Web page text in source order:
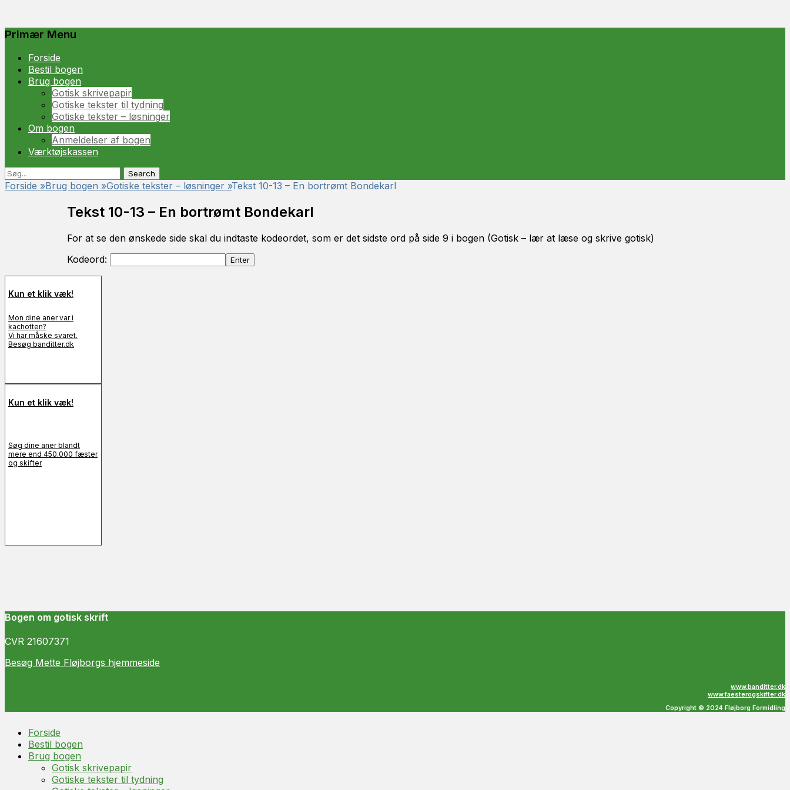
Primær Menu
Spring
indhold
Forside
Bestil bogen
Brug bogen
Gotisk skrivepapir
Gotiske tekster til tydning
Gotiske tekster – løsninger
Om bogen
Anmeldelser af bogen
Værktøjskassen
Søg
Søg
efter:
Forside »Brug bogen »Gotiske tekster – løsninger »Tekst 10-13 – En bortrømt Bondekarl
Tekst 10-13 – En bortrømt Bondekarl
For at se den ønskede side skal du indtaste kodeordet, som er det sidste ord på side 9 i bogen (Gotisk – lær at læse og skrive gotisk)
Kodeord:
Kun et klik væk!
Mon dine aner var i
kachotten?
Vi har måske svaret.
Besøg banditter.dk
Kun et klik væk!
Søg dine aner blandt
mere end 450.000 fæster
og skifter
Bogen om gotisk skrift
CVR 21607371
Besøg Mette Fløjborgs hjemmeside
www.banditter.dk
www.faesterogskifter.dk
Copyright © 2024 Fløjborg Formidling
Rul
Forside
Bestil bogen
Brug bogen
Gotisk skrivepapir
Gotiske tekster til tydning